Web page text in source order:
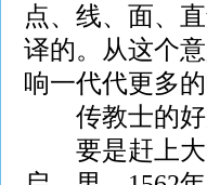
点、线、面、
译的。从这个
响一代代更多的
传教士的好
要是赶上大